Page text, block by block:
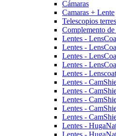
Cámaras
Camaras + Lente
Telescopios
Complemento
Lentes -
Lentes -
Lentes -
Lentes -
Lentes -
Lentes -
Lentes -
Lentes -
Lentes -
Lentes -
Lentes -
Lentes -